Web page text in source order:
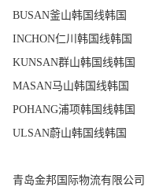
BUSAN釜山韩国线韩国
INCHON仁川 韩国线韩国
KUNSAN群山韩国线韩国
MASAN马山韩国线韩国
POHANG浦项韩国线韩国
ULSAN蔚山韩国线韩国
青岛金邦国际物流有限公司